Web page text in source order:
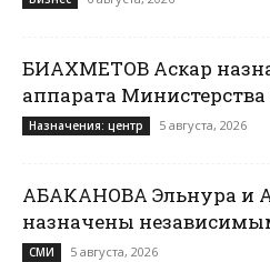
БИАХМЕТОВ Аскар
аппарата
Назначения: центр 5 августа, 2026
АБАКАНОВА Эльнура и
назначены
СМИ 5 августа, 2026